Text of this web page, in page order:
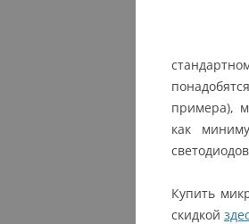
примера),
как
Купить
скидкой